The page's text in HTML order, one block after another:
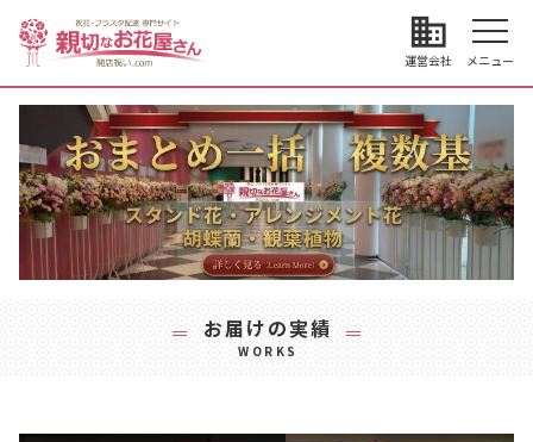
business
運営会社 メニュー
お届けの実績
WORKS